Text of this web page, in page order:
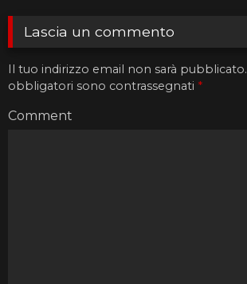
Lascia un commento
Il tuo indirizzo email non sarà pubblicato.
obbligatori sono contrassegnati *
Comment